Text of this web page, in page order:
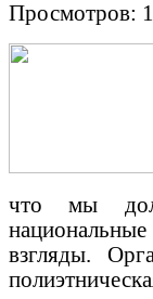
Просмотров:
что мы
взгляды.